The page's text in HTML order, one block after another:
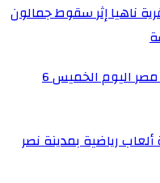
ناهيا إثر سقوط جمالون
تحديث جديد لأسعار الذهب في مصر اليوم الخميس 6
رياضية بمدينة نصر